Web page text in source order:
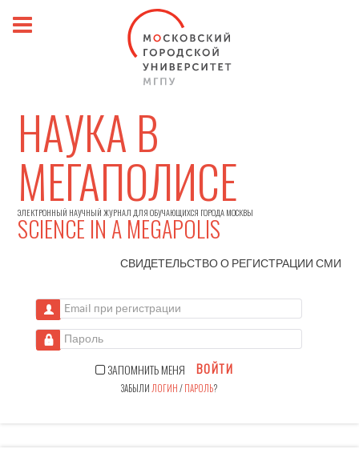
НАУКА В
МЕГАПОЛИСЕ
ЭЛЕКТРОННЫЙ НАУЧНЫЙ ЖУРНАЛ ДЛЯ ОБУЧАЮЩИХСЯ ГОРОДА МОСКВЫ
SCIENCE IN A MEGAPOLIS
СВИДЕТЕЛЬСТВО О РЕГИСТРАЦИИСМИ
Email при регистрации
Пароль
ЗАПОМНИТЬ МЕНЯ ВОЙТИ
ЗАБЫЛИ ЛОГИН/ПАРОЛЬ?